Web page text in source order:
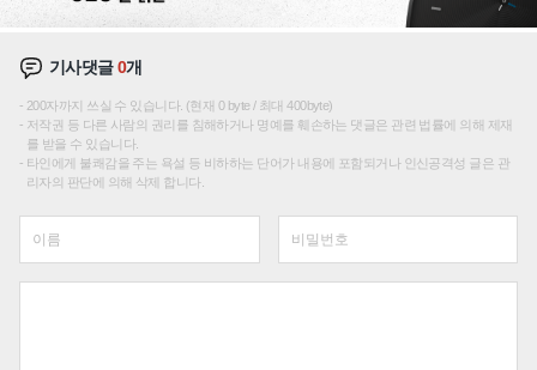
기사댓글0개
200자까지 쓰실 수 있습니다. (현재 0 byte / 최대 400byte)
저작권 등 다른 사람의 권리를 침해하거나 명예를 훼손하는 댓글은 관련 법률에 의해 제재
를 받을 수 있습니다.
타인에게 불쾌감을 주는 욕설 등 비하하는 단어가 내용에 포함되거나 인신공격성 글은 관
리자의 판단에 의해 삭제 합니다.